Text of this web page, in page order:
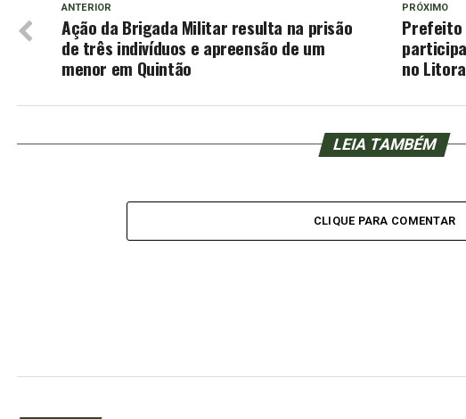
PRÓXIMO
Prefeito
no
ANTERIOR
Ação da Brigada Militar resulta na prisão
de três indivíduos e apreensão de um
menor em Quintão
LEIA TAMBÉM
CLIQUE PARA COMENTAR